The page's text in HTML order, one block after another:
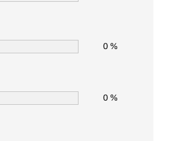
0 %
0 %